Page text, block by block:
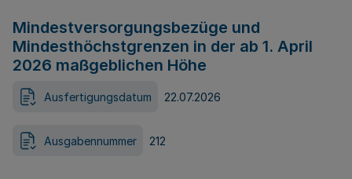
Mindestversorgungsbezüge und
Mindesthöchstgrenzen in der ab 1. April
2026 maßgeblichen Höhe
Ausfertigungsdatum 22.07.2026
Ausgabennummer 212